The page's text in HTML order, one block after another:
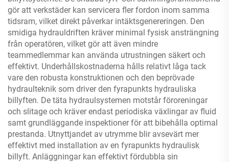
gör att verkstäder kan servicera fler fordon inom samma
tidsram, vilket direkt påverkar intäktsgenereringen. Den
smidiga hydrauldriften kräver minimal fysisk ansträngning
från operatören, vilket gör att även mindre
teammedlemmar kan använda utrustningen säkert och
effektivt. Underhållskostnaderna hålls relativt låga tack
vare den robusta konstruktionen och den beprövade
hydraulteknik som driver den fyrapunkts hydrauliska
billyften. De täta hydraulsystemen motstår föroreningar
och slitage och kräver endast periodiska växlingar av fluid
samt grundläggande inspektioner för att bibehålla optimal
prestanda. Utnyttjandet av utrymme blir avsevärt mer
effektivt med installation av en fyrapunkts hydraulisk
billyft. Anläggningar kan effektivt fördubbla sin